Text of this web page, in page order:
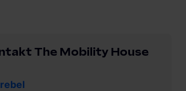
The Mobility House